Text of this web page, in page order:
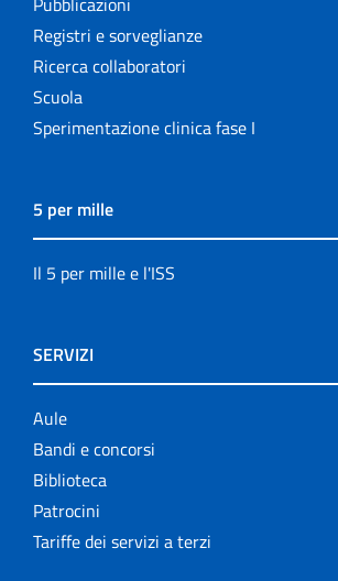
Registri e sorveglianze
Ricerca collaboratori
Scuola
Sperimentazione clinica fase I
5 per mille
Il 5 per mille e l'ISS
SERVIZI
Aule
Bandi e concorsi
Biblioteca
Patrocini
Tariffe dei servizi a terzi